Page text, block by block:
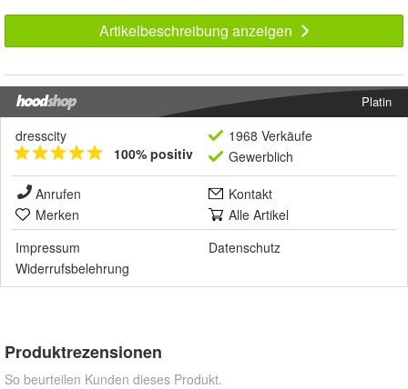
Artikelbeschreibung anzeigen
Platin
dresscity
100% positiv
1968 Verkäufe
Gewerblich
Anrufen
Kontakt
Merken
Alle Artikel
Impressum
Datenschutz
Widerrufsbelehrung
Produktrezensionen
So beurteilen Kunden dieses Produkt.